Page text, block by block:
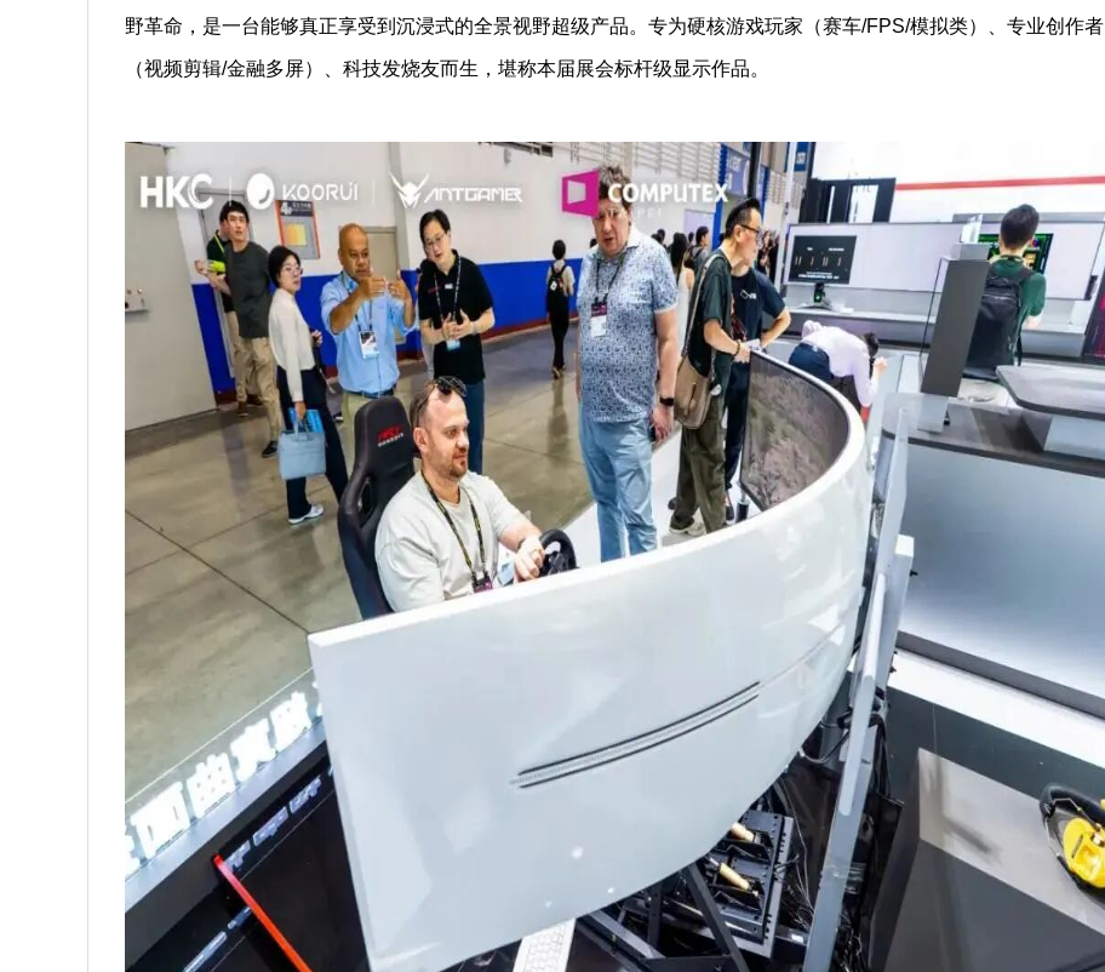
野革命，是一台能够真正享受到沉浸式的全景视野超级产品。专为硬核游戏玩家（赛车/FPS/模拟类）、专业创作者
（视频剪辑/金融多屏）、科技发烧友而生，堪称本届展会标杆级显示作品。